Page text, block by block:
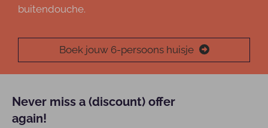
buitendouche.
Boek jouw 6-persoons huisje
Never miss a (discount) offer
again!